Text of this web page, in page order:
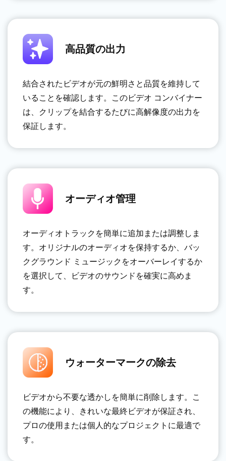
高品質の出力
結合されたビデオが元の鮮明さと品質を維持して
いることを確認します。このビデオ コンバイナー
は、クリップを結合するたびに高解像度の出力を
保証します。
オーディオ管理
オーディオトラックを簡単に追加または調整しま
す。オリジナルのオーディオを保持するか、バッ
クグラウンド ミュージックをオーバーレイするか
を選択して、ビデオのサウンドを確実に高めま
す。
ウォーターマークの除去
ビデオから不要な透かしを簡単に削除します。こ
の機能により、きれいな最終ビデオが保証され、
プロの使用または個人的なプロジェクトに最適で
す。